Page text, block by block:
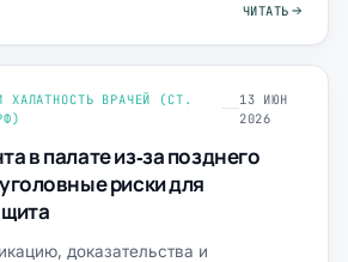
ЧИТАТЬ
ХАЛАТНОСТЬ ВРАЧЕЙ (СТ.
13 ИЮН
2026
в палате из‑за позднего
риски для
доказательства и